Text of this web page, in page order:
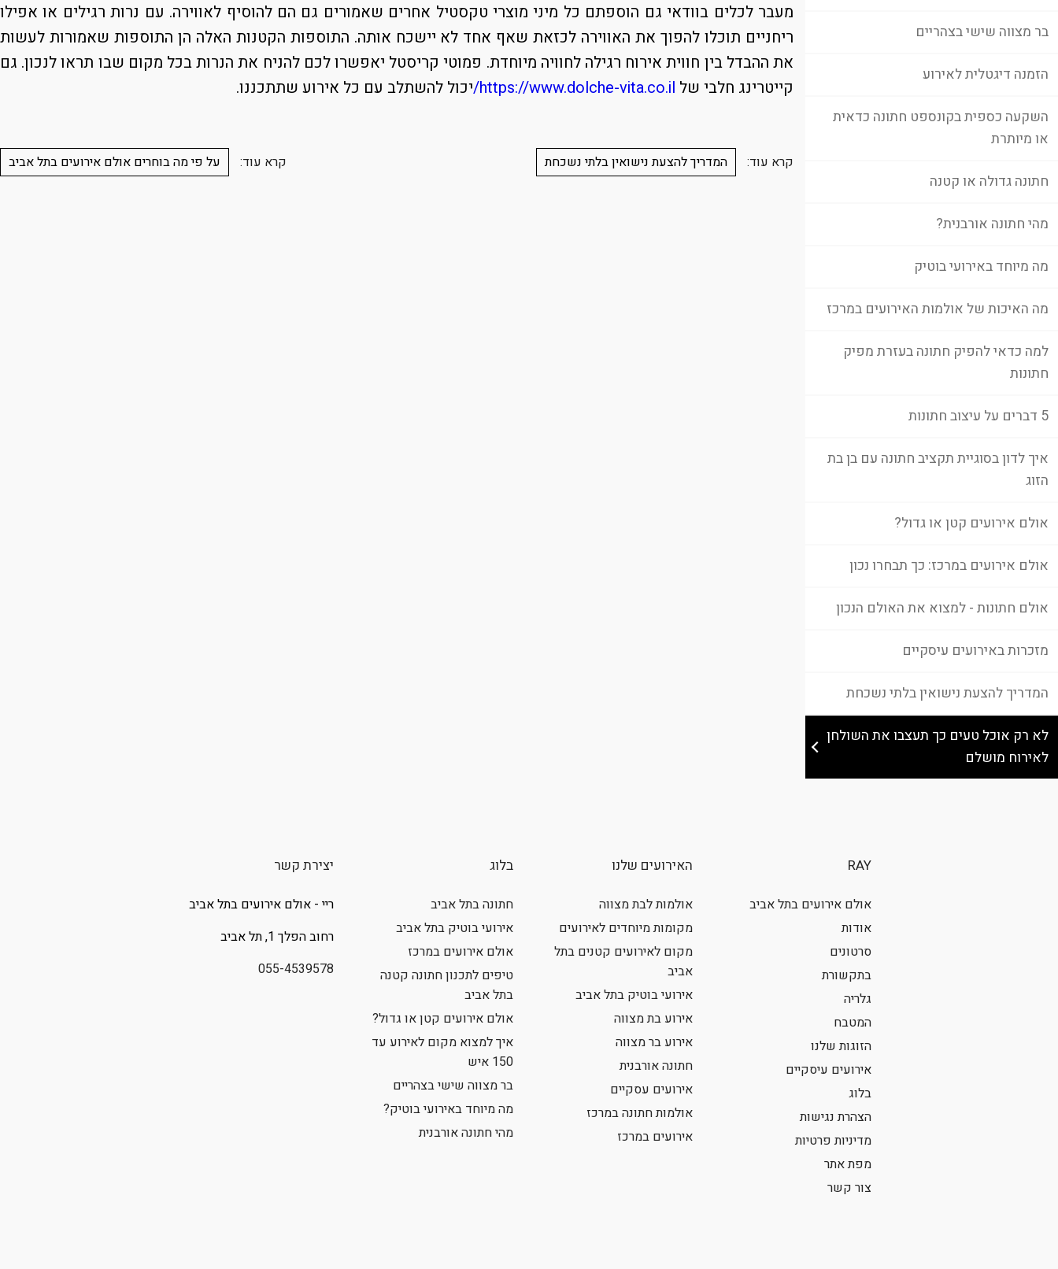
בר מצווה שישי בצהריים
הזמנה דיגטלית לאירוע
השקעה כספית בקונספט חתונה כדאית
או מיותרת
חתונה גדולה או קטנה
מהי חתונה אורבנית?
מה מיוחד באירועי בוטיק
מה האיכות של אולמות האירועים במרכז
למה כדאי להפיק חתונה בעזרת מפיק
חתונות
5 דברים על עיצוב חתונות
איך לדון בסוגיית תקציב חתונה עם בן בת
הזוג
אולם אירועים קטן או גדול?
אולם אירועים במרכז: כך תבחרו נכון
אולם חתונות - למצוא את האולם הנכון
מזכרות באירועים עיסקיים
המדריך להצעת נישואין בלתי נשכחת
לא רק אוכל טעים כך תעצבו את השולחן
לאירוח מושלם
מעבר לכלים בוודאי גם הוספתם כל מיני מוצרי טקסטיל אחרים שאמורים גם הם להוסיף לאווירה. עם נרות רגילים או אפילו
ריחניים תוכלו להפוך את האווירה לכזאת שאף אחד לא יישכח אותה. התוספות הקטנות האלה הן התוספות שאמורות לעשות
את ההבדל בין חווית אירוח רגילה לחוויה מיוחדת. פמוטי קריסטל יאפשרו לכם להניח את הנרות בכל מקום שבו תראו לנכון. גם
קייטרינג חלבי של https://www.dolche-vita.co.il/ יכול להשתלב עם כל אירוע שתתכננו.
קרא עוד: המדריך להצעת נישואין בלתי נשכחת קרא עוד: על פי מה בוחרים אולם אירועים בתל אביב
RAY
אולם אירועים בתל אביב
אודות
סרטונים
בתקשורת
גלריה
המטבח
הזוגות שלנו
אירועים עיסקיים
בלוג
הצהרת נגישות
מדיניות פרטיות
מפת אתר
צור קשר
האירועים שלנו
אולמות לבת מצווה
מקומות מיוחדים לאירועים
מקום לאירועים קטנים בתל
אביב
אירועי בוטיק בתל אביב
אירוע בת מצווה
אירוע בר מצווה
חתונה אורבנית
אירועים עסקיים
אולמות חתונה במרכז
אירועים במרכז
בלוג
חתונה בתל אביב
אירועי בוטיק בתל אביב
אולם אירועים במרכז
טיפים לתכנון חתונה קטנה
בתל אביב
אולם אירועים קטן או גדול?
איך למצוא מקום לאירוע עד
150 איש
בר מצווה שישי בצהריים
מה מיוחד באירועי בוטיק?
מהי חתונה אורבנית
יצירת קשר
ריי - אולם אירועים בתל אביב
רחובהפלך 1 , תל אביב
055-4539578